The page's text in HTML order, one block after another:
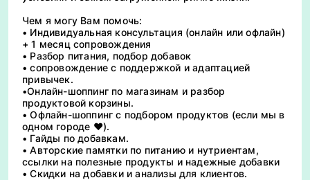
Чем я могу Вам помочь:
• Индивидуальная консультация (онлайн или офлайн)
+ 1 месяц сопровождения
• Разбор питания, подбор добавок
• сопровождение с поддержкой и адаптацией
привычек.
•Онлайн-шоппинг по магазинам и разбор
продуктовой корзины.
• Офлайн-шоппинг с подбором продуктов (если мы в
одном городе ❤️).
• Гайды по добавкам.
• Авторские памятки по питанию и нутриентам,
ссылки на полезные продукты и надежные добавки
• Скидки на добавки и анализы для клиентов.